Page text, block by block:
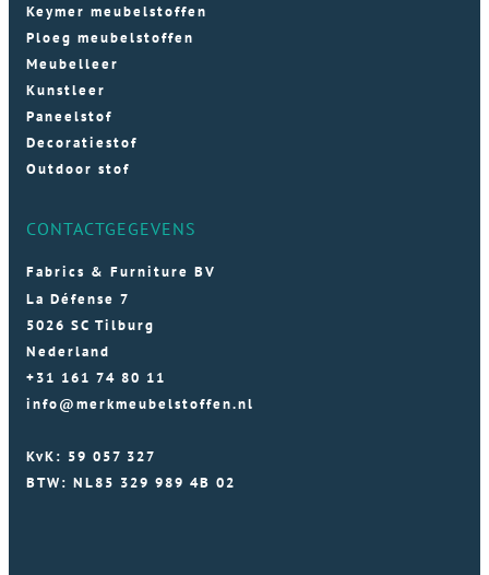
Keymer meubelstoffen
Ploeg meubelstoffen
Meubelleer
Kunstleer
Paneelstof
Decoratiestof
Outdoor stof
CONTACTGEGEVENS
Fabrics & Furniture BV
La Défense 7
5026 SC Tilburg
Nederland
+31 161 74 80 11
info@merkmeubelstoffen.nl
KvK: 59 057 327
BTW: NL85 329 989 4B 02